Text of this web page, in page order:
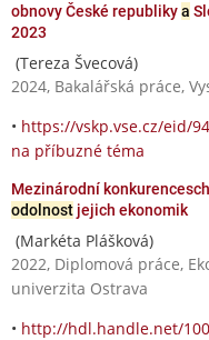
obnovy České republikya
2023
(Tereza Švecová)
2024, Bakalářská práce,
• https://vskp.vse.cz/eid/
na příbuzné téma
Mezinárodní
odolnost jejich ekonomik
(Markéta Plášková)
2022, Diplomová práce,
univerzita Ostrava
• http://hdl.handle.net/